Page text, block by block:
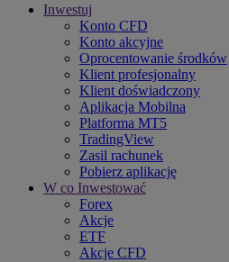
Inwestuj
Konto CFD
Konto akcyjne
Oprocentowanie środków
Klient profesjonalny
Klient doświadczony
Aplikacja Mobilna
Platforma MT5
TradingView
Zasil rachunek
Pobierz aplikację
W co Inwestować
Forex
Akcje
ETF
Akcje CFD